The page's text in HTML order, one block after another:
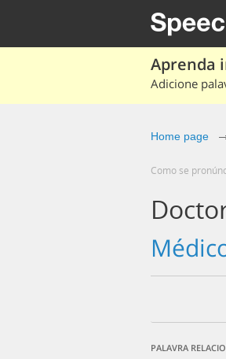
Aprenda
Adicione
Home page
Como se
PALAVRA